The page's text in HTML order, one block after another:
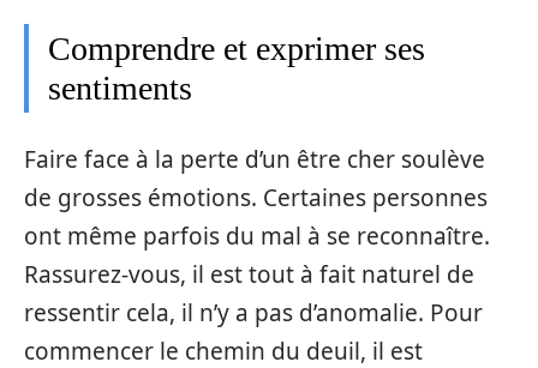
Comprendre et exprimer ses
sentiments
Faire face à la perte d’un être cher soulève
de grosses émotions. Certaines personnes
ont même parfois du mal à se reconnaître.
Rassurez-vous, il est tout à fait naturel de
ressentir cela, il n’y a pas d’anomalie. Pour
commencer le chemin du deuil, il est